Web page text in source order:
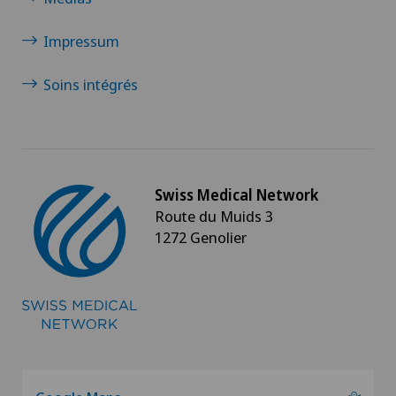
Massage ayurvédique
Massage hypnotique
Massage post-natal
Massage prénatal
Massage tuina / anmo
Impressum
Soins intégrés
Swiss Medical Network
Route du Muids 3
1272 Genolier